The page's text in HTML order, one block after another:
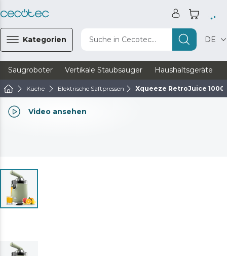
Kategorien Suche in Cecotec... DE
Saugroboter Vertikale Staubsauger Haushaltsgeräte
Küche Elektrische Saftpressen Xqueeze RetroJuice 1000
Video ansehen